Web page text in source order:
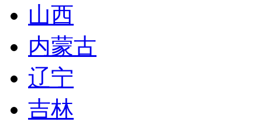
山西
内蒙古
辽宁
吉林